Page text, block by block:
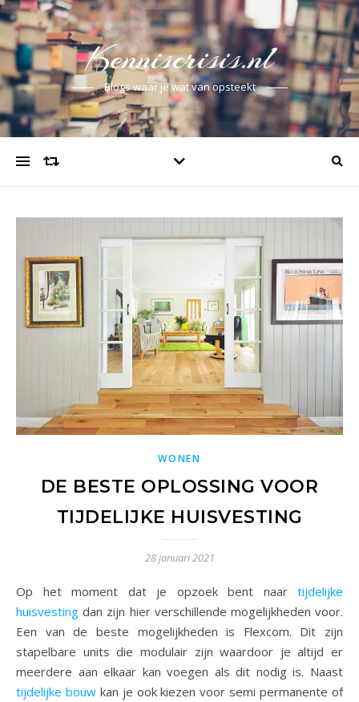
Kenniscrisis.nl
Blogs waar je wat van opsteekt
WONEN
DE BESTE OPLOSSING VOOR
TIJDELIJKE HUISVESTING
28 januari 2021
Op het moment dat je opzoek bent naar tijdelijke
huisvesting dan zijn hier verschillende mogelijkheden voor.
Een van de beste mogelijkheden is Flexcom. Dit zijn
stapelbare units die modulair zijn waardoor je altijd er
meerdere aan elkaar kan voegen als dit nodig is. Naast
tijdelijke bouwkan je ook kiezen voor semi permanente of